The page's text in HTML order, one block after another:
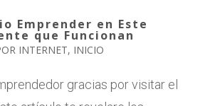
Emprender en Este
que Funcionan
INTERNET, INICIO
gracias por visitar el